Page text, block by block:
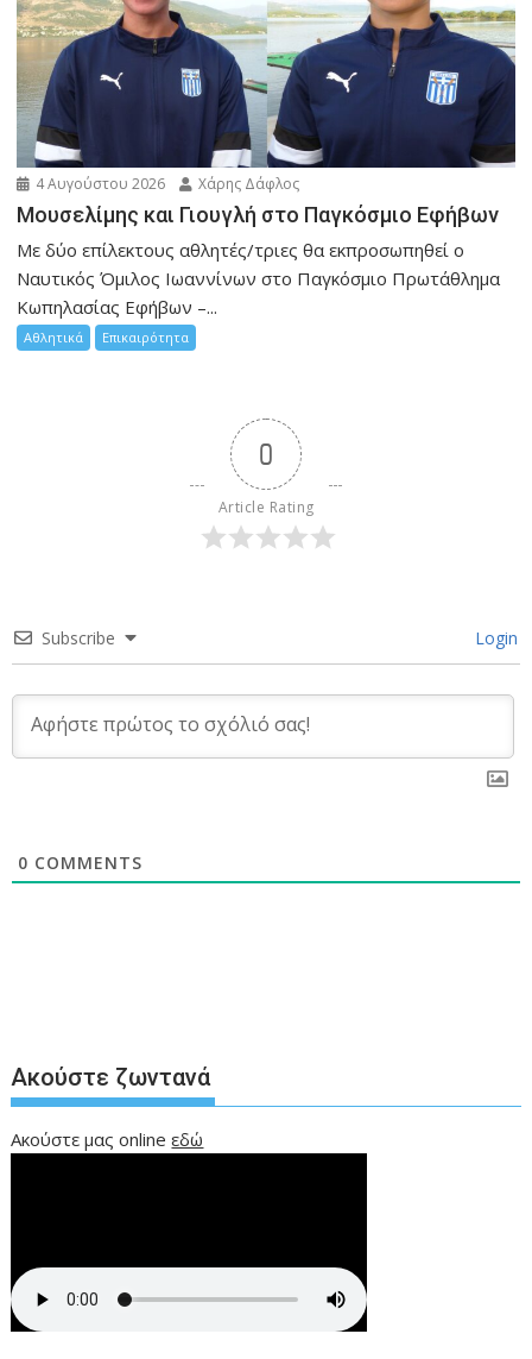
4 Αυγούστου 2026 Χάρης Δάφλος
Μουσελίμης και Γιουγλή στο Παγκόσμιο Εφήβων
Mε δύο επίλεκτους αθλητές/τριες θα εκπροσωπηθεί ο
Ναυτικός Όμιλος Ιωαννίνων στο Παγκόσμιο Πρωτάθλημα
Κωπηλασίας Εφήβων –...
Αθλητικά Επικαιρότητα
0
Article Rating
Subscribe Login
0 COMMENTS
Ακούστε ζωντανά
Ακούστε μας onlineεδώ